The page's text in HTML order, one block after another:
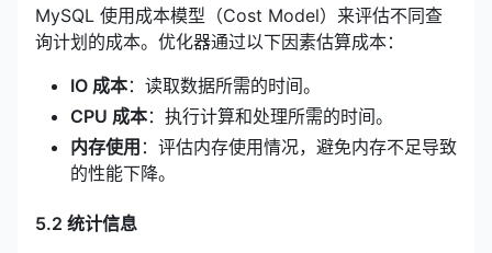
MySQL 使用成本模型（Cost Model）来评估不同查
询计划的成本。优化器通过以下因素估算成本：
IO 成本：读取数据所需的时间。
CPU 成本：执行计算和处理所需的时间。
内存使用 ：评估内存使用情况，避免内存不足导致
的性能下降。
5.2 统计信息